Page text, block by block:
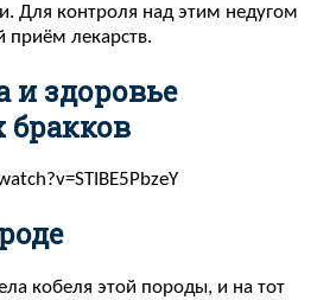
Для контроля над этим недугом
приём лекарств.
и здоровье
бракков
кобеля этой породы, и на тот